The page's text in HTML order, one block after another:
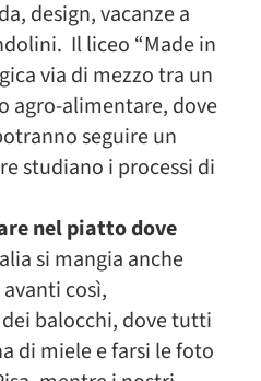
design, vacanze a
Il liceo “Made in
via di mezzo tra un
agro-alimentare, dove
seguire un
studiano i processi di
nel piatto dove
si mangia anche
così,
balocchi, dove tutti
di miele e farsi le foto